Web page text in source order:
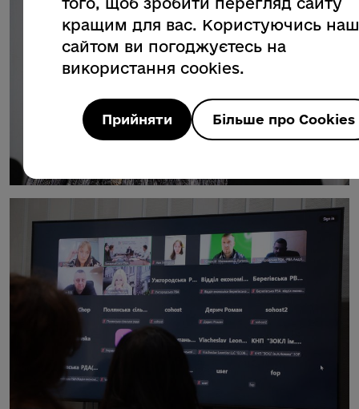
кращим для вас. Користуючись
сайтом ви погоджуєтесь на
використання cookies.
Прийняти Більше про Cookies